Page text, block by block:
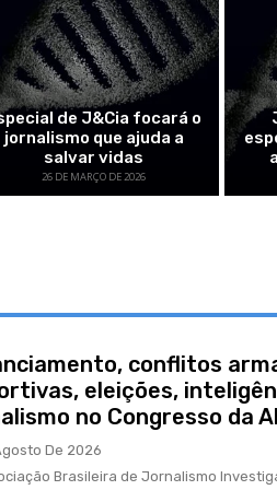
de J&Cia focará o
jornalismo que ajuda a
salvar vidas
26 DE MARÇO DE 2026
conflitos
eleições,
no Congresso da
De 2026
Brasileira de Jornalismo